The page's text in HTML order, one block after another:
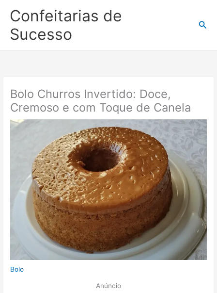
para
conteúdo
Confeitarias de
Sucesso
Bolo Churros Invertido: Doce,
Cremoso e com Toque de Canela
Bolo
Anúncio